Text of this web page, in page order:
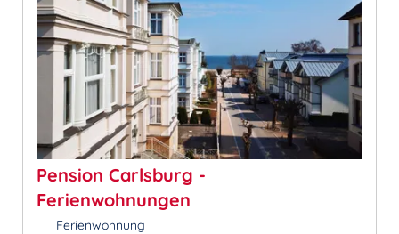
Pension Carlsburg -
Ferienwohnungen
Ferienwohnung